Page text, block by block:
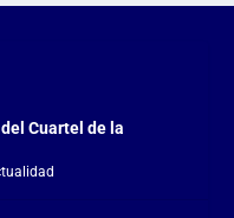
Cuartel de la